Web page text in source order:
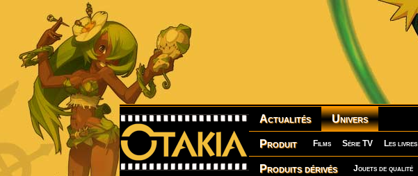
Actualités Univers
Produit Films Série TV Les livres
Produits dérivés Jouets de qualité